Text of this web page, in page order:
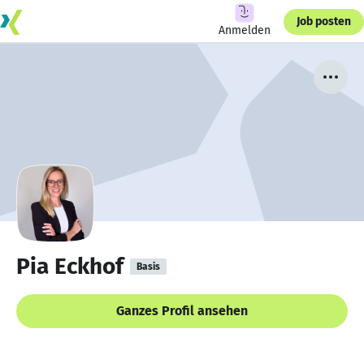
Anmelden
Job posten
Pia Eckhof Basis
Ganzes Profil ansehen